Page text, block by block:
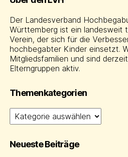
Der Landesverband
Württemberg ist ein landesweit
Verein, der sich für die
hochbegabter Kinder einsetzt.
Mitgliedsfamilien und sind
Elterngruppen aktiv.
Themenkategorien
Themenkategorien
Neueste Beiträge